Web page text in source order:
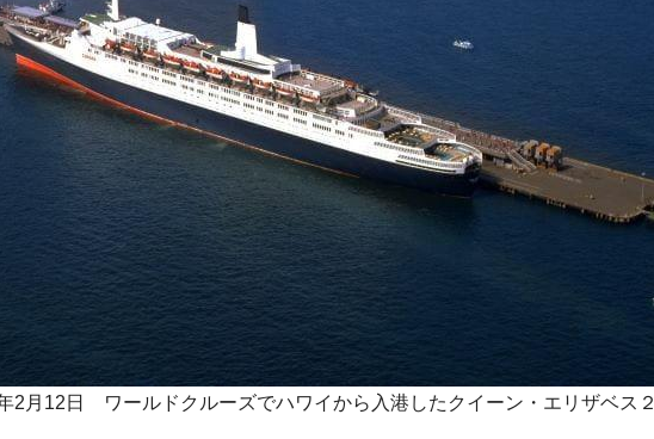
2月12日 ワールドクルーズでハワイから入港したクイーン・エリザベス２